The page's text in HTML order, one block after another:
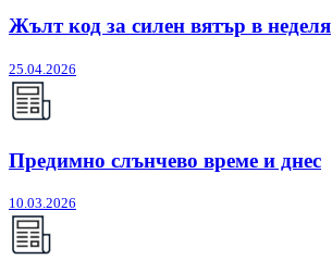
Жълт код за силен вятър в неделя
25.04.2026
Предимно слънчево време и днес
10.03.2026